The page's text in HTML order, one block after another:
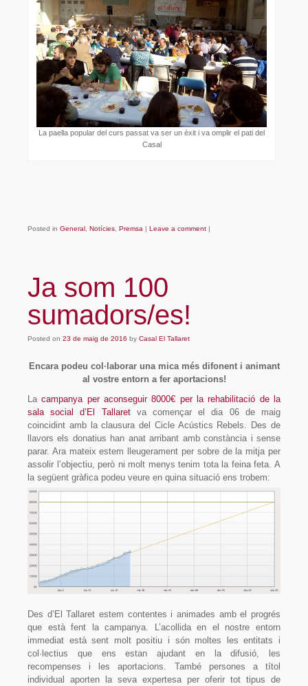
La paella popular del curs passat va ser un èxit i va omplir el pati del
Casal
Posted in General Notícies Premsa | Leave a comment |
Ja som 100
sumadors/es!
Posted on 23 de maig de 2016 by Casal El Tallaret
Encara podeu col·laborar una mica més difonent i animant
al vostre entorn a fer aportacions!
Lacampanya per aconseguir 8000€ per la rehabilitació de la
sala social d’El Tallaretva començar el dia 06 de maig
coincidint amb la clausura del Cicle Acústics Rebels. Des de
llavors els donatius han anat arribant amb constància i sense
parar. Ara mateix estem lleugerament per sobre de la mitja per
assolir l’objectiu, però ni molt menys tenim tota la feina feta. A
la següent gràfica podeu veure en quina situació ens trobem:
Des d’El Tallaret estem contentes i animades amb el progrés
que està fent la campanya. L’acollida en el nostre entorn
immediat està sent molt positiu i són moltes les entitats i
col·lectius que ens estan ajudant en la difusió, les
recompenses i les aportacions. També persones a títol
individual aporten la seva expertesa per oferir tot tipus de